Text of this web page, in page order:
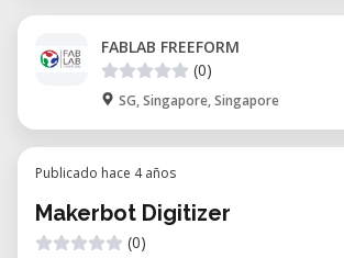
FABLAB FREEFORM
(0)
SG, Singapore, Singapore
Publicado hace 4 años
Makerbot Digitizer
(0)